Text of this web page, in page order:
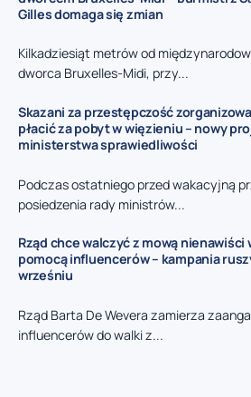
Gilles domaga się zmian
Kilkadziesiąt metrów od
dworca Bruxelles-Midi, przy...
Skazani za przestępczość
płacić za pobyt w więzieniu – nowy
ministerstwa sprawiedliwości
Podczas ostatniego przed wakacyjną
posiedzenia rady ministrów...
Rząd chce walczyć z mową nienawiści
pomocą influencerów – kampania
wrześniu
Rząd Barta De Wevera zamierza
influencerów do walki z...